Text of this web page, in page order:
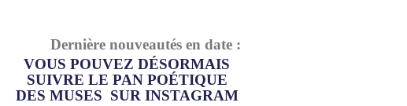
Dernière nouveautés en date :
VOUS POUVEZ DÉSORMAIS
SUIVRE LE PAN POÉTIQUE
DES MUSES SUR INSTAGRAM